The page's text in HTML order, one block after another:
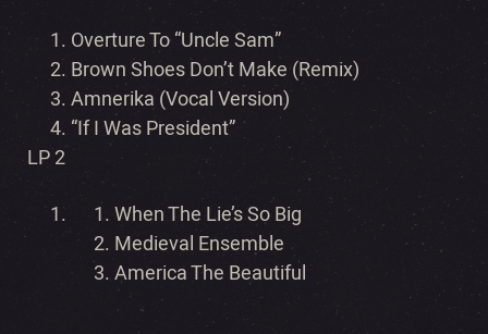
Overture To “Uncle Sam”
Brown Shoes Don’t Make (Remix)
Amnerika (Vocal Version)
“If I Was President”
LP 2
When The Lie’s So Big
Medieval Ensemble
America The Beautiful